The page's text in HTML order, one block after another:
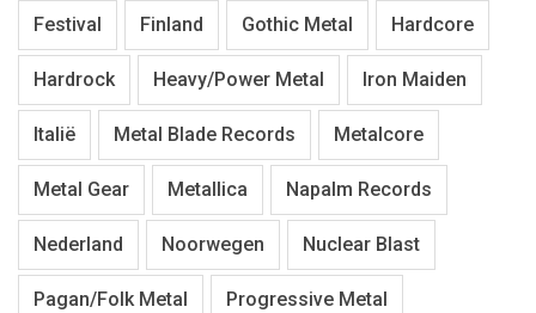
Festival Finland Gothic Metal Hardcore
Hardrock Heavy/Power Metal Iron Maiden
Italië Metal Blade Records Metalcore
Metal Gear Metallica Napalm Records
Nederland Noorwegen Nuclear Blast
Pagan/Folk Metal Progressive Metal